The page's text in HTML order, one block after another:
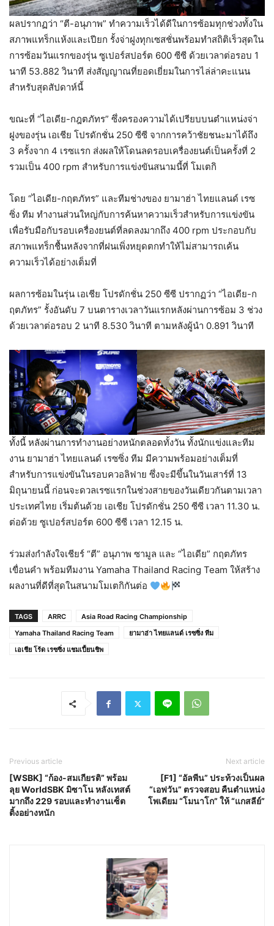
ผลปรากฏว่า “ตี-อนุภาพ” ทำความเร็วได้ดีในการซ้อมทุกช่วงทั้งใน
สภาพแทร็กแห้งและเปียก รั้งจ่าฝูงทุกเซสชั่นพร้อมทำสถิติเร็วสุดใน
การซ้อมวันแรกของรุ่น ซูเปอร์สปอร์ต 600 ซีซี ด้วยเวลาต่อรอบ 1
นาที 53.882 วินาที ส่งสัญญาณที่ยอดเยี่ยมในการไล่ล่าคะแนน
สำหรับสุดสัปดาห์นี้
ขณะที่ “ไอเดีย-กฎตภัทร” ซึ่งครองความได้เปรียบบนตำแหน่งจ่า
ฝูงของรุ่น เอเชีย โปรดักชั่น 250 ซีซี จากการคว้าชัยชนะมาได้ถึง
3 ครั้งจาก 4 เรซแรก ส่งผลให้โดนลดรอบเครื่องยนต์เป็นครั้งที่ 2
รวมเป็น 400 rpm สำหรับการแข่งขันสนามนี้ที่ โมเตกิ
โดย “ไอเดีย-กฤตภัทร” และทีมช่างของ ยามาฮ่า ไทยแลนด์ เรซ
ซิ่ง ทีม ทำงานส่วนใหญ่กับการค้นหาความเร็วสำหรับการแข่งขัน
เพื่อรับมือกับรอบเครื่องยนต์ที่ลดลงมากถึง 400 rpm ประกอบกับ
สภาพแทร็กชื้นหลังจากที่ฝนเพิ่งหยุดตกทำให้ไม่สามารถเค้น
ความเร็วได้อย่างเต็มที่
ผลการซ้อมในรุ่น เอเชีย โปรดักชั่น 250 ซีซี ปรากฏว่า “ไอเดีย-ก
ฤตภัทร” รั้งอันดับ 7 บนตารางเวลาวันแรกหลังผ่านการซ้อม 3 ช่วง
ด้วยเวลาต่อรอบ 2 นาที 8.530 วินาที ตามหลังผู้นำ 0.891 วินาที
ทั้งนี้ หลังผ่านการทำงานอย่างหนักตลอดทั้งวัน ทั้งนักแข่งและทีม
งาน ยามาฮ่า ไทยแลนด์ เรซซิ่ง ทีม มีความพร้อมอย่างเต็มที่
สำหรับการแข่งขันในรอบควอลิฟาย ซึ่งจะมีขึ้นในวันเสาร์ที่ 13
มิถุนายนนี้ ก่อนจะดวลเรซแรกในช่วงสายของวันเดียวกันตามเวลา
ประเทศไทย เริ่มต้นด้วย เอเชีย โปรดักชั่น 250 ซีซี เวลา 11.30 น.
ต่อด้วย ซูเปอร์สปอร์ต 600 ซีซี เวลา 12.15 น.
ร่วมส่งกำลังใจเชียร์ “ตี” อนุภาพ ซามูล และ “ไอเดีย” กฤตภัทร
เขื่อนคำ พร้อมทีมงาน Yamaha Thailand Racing Team ให้สร้าง
ผลงานที่ดีที่สุดในสนามโมเตกิกันต่อ
TAGS ARRC
Asia Road Racing Championship
Yamaha Thailand Racing Team
ยามาฮ่า ไทยแลนด์ เรซซิ่ง ทีม
เอเชีย โร้ด เรซซิ่ง แชมเปี้ยนชิพ
Previous article
[WSBK] “ก้อง-สมเกียรติ” พร้อม
ลุย WorldSBK มิซาโน หลังเทสต์
มากถึง 229 รอบและทำงานเซ็ต
ติ้งอย่างหนัก
Next article
[F1] “อัลพีน” ประท้วงเป็นผล
“เอฟวัน” ตรวจสอบ คืนตำแหน่ง
โพเดียม “โมนาโก” ให้ “แกสลีย์”